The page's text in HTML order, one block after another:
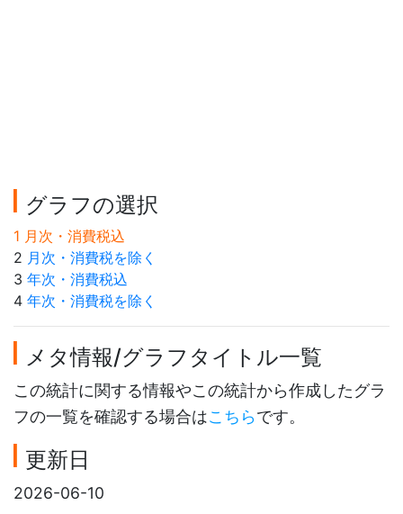
グラフの選択
1 月次・消費税込
2 月次・消費税を除く
3 年次・消費税込
4 年次・消費税を除く
メタ情報/グラフタイトル一覧
この統計に関する情報やこの統計から作成したグラ
フの一覧を確認する場合はこちらです。
更新日
2026-06-10